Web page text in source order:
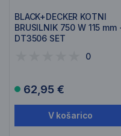
BLACK+DECKER KOTNI
BRUSILNIK 750 W 115 mm
DT3506 SET
0
62,95 €
V košarico